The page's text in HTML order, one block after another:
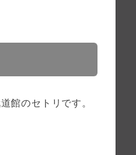
のセトリです。